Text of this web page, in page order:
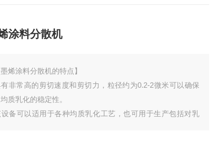
涂料分散机
墨烯涂料分散机的特点】
非常高的剪切速度和剪切力，粒径约为0.2-2微米可以确保
质乳化的稳定性。
备可以适用于各种均质乳化工艺，也可用于生产包括对乳